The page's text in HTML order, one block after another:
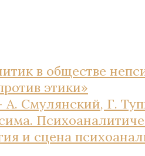
в обществе
этики»
А. Смулянский, Г.
и сцена